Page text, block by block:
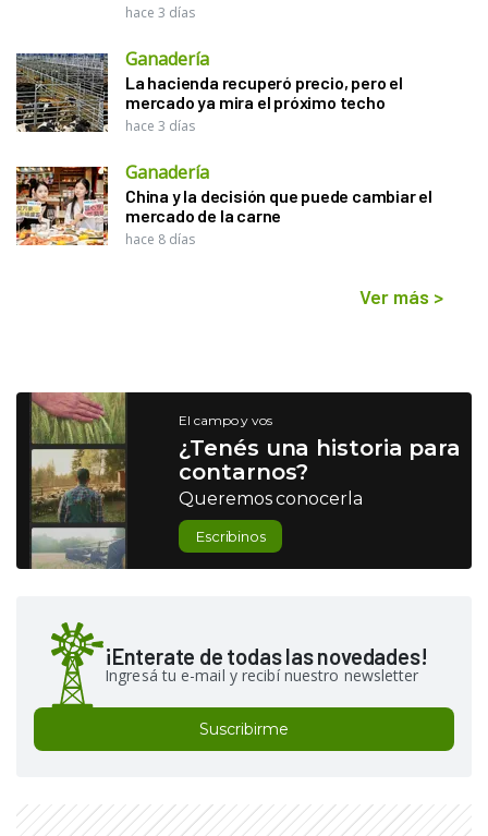
hace 3 días
Ganadería
La hacienda recuperó precio, pero el
mercado ya mira el próximo techo
hace 3 días
Ganadería
China y la decisión que puede cambiar el
mercado de la carne
hace 8 días
Ver más >
El campo y vos
¿Tenés una historia para
contarnos?
Queremos conocerla
Escribinos
¡Enterate de todas las novedades!
Ingresá tu e-mail y recibí nuestro newsletter
Suscribirme